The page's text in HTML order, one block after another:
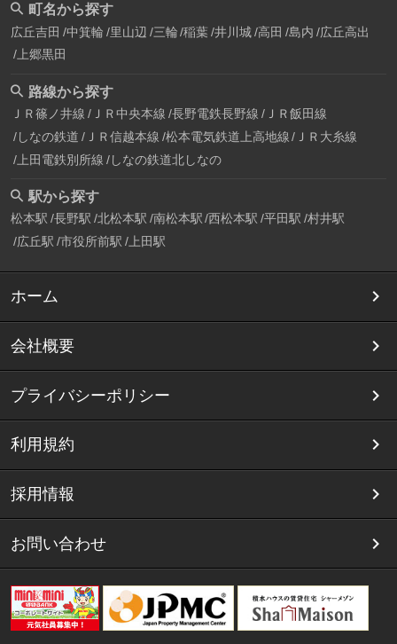
町名から探す
広丘吉田 中箕輪 里山辺 三輪 稲葉 井川城 高田 島内 広丘高出
上郷黒田
路線から探す
ＪＲ篠ノ井線 ＪＲ中央本線 長野電鉄長野線 ＪＲ飯田線
しなの鉄道 ＪＲ信越本線 松本電気鉄道上高地線
ＪＲ大糸線
上田電鉄別所線 しなの鉄道北しなの
駅から探す
松本駅 長野駅 北松本駅 南松本駅 西松本駅 平田駅 村井駅
広丘駅 市役所前駅 上田駅
ホーム
会社概要
プライバシーポリシー
利用規約
採用情報
お問い合わせ